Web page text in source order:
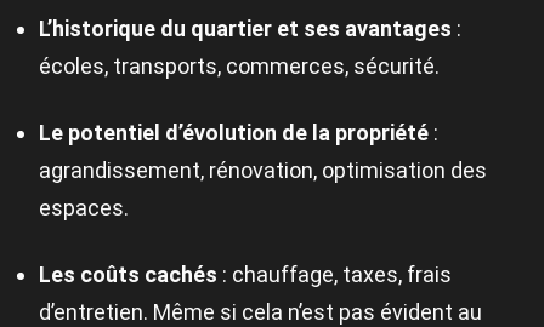
L’historique du quartier et ses avantages :
écoles, transports, commerces, sécurité.
Le potentiel d’évolution de la propriété :
agrandissement, rénovation, optimisation des
espaces.
Les coûts cachés : chauffage, taxes, frais
d’entretien. Même si cela n’est pas évident au